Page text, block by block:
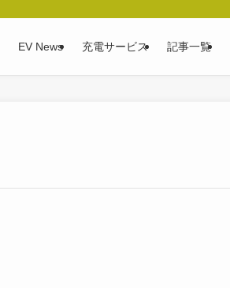
EV News 充電サービス 記事一覧